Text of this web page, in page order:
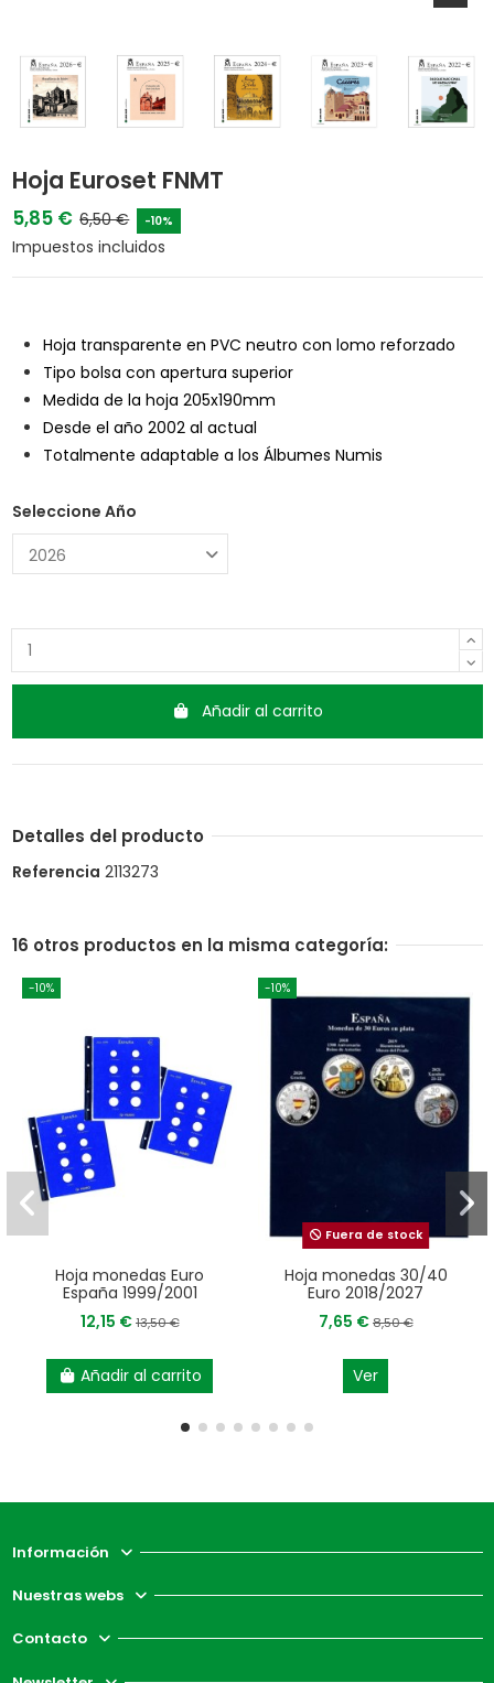
Hoja Euroset FNMT
5,85 € 6,50 € -10%
Impuestos incluidos
Hoja transparente en PVC neutro con lomo reforzado
Tipo bolsa con apertura superior
Medida de la hoja 205x190mm
Desde el año 2002 al actual
Totalmente adaptable a los Álbumes Numis
Seleccione Año
Añadir al carrito
Detalles del producto
Referencia 2113273
16 otros productos en la misma categoría:
-10%
Hoja monedas Euro
España 1999/2001
12,15 €13,50 €
Añadir al carrito
-10%
Fuera de stock
Hoja monedas 30/40
Euro 2018/2027
7,65 €8,50 €
Ver
Información
Nuestras webs
Contacto